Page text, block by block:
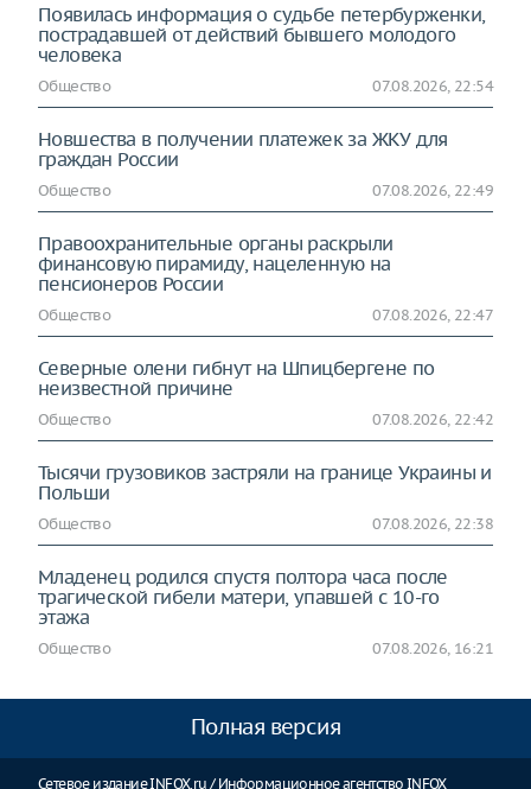
Появилась информация о судьбе петербурженки,
пострадавшей от действий бывшего молодого
человека
Общество 07.08.2026, 22:54
Новшества в получении платежек за ЖКУ для
граждан России
Общество 07.08.2026, 22:49
Правоохранительные органы раскрыли
финансовую пирамиду, нацеленную на
пенсионеров России
Общество 07.08.2026, 22:47
Северные олени гибнут на Шпицбергене по
неизвестной причине
Общество 07.08.2026, 22:42
Тысячи грузовиков застряли на границе Украины и
Польши
Общество 07.08.2026, 22:38
Младенец родился спустя полтора часа после
трагической гибели матери, упавшей с 10-го
этажа
Общество 07.08.2026, 16:21
Полная версия
Сетевое издание INFOX.ru / Информационное агентство INFOX